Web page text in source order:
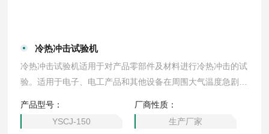
冷热冲击试验机
冷热冲击试验机适用于对产品零部件及材料进行冷热冲击的试
验。适用于电子、电工产品和其他设备在周围大气温度急剧变
设备
产品型号：
YSCJ-150
厂商性质：
生产厂家